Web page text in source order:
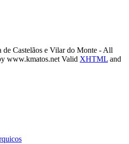
Castelãos e Vilar do Monte - All
www.kmatos.net Valid XHTML and